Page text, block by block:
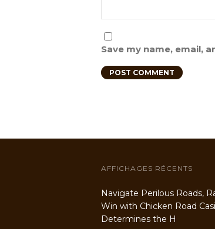
Save my name, email,
AFFICHAGES RÉCENTS
Navigate Perilous Roads,
Win with Chicken Road
Determines the H